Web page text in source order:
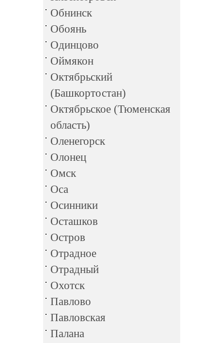
Обнинск
Обоянь
Одинцово
Оймякон
Октябрьский
(Башкортостан)
Октябрьское (Тюменская
область)
Оленегорск
Олонец
Омск
Оса
Осинники
Осташков
Остров
Отрадное
Отрадный
Охотск
Павлово
Павловская
Палана